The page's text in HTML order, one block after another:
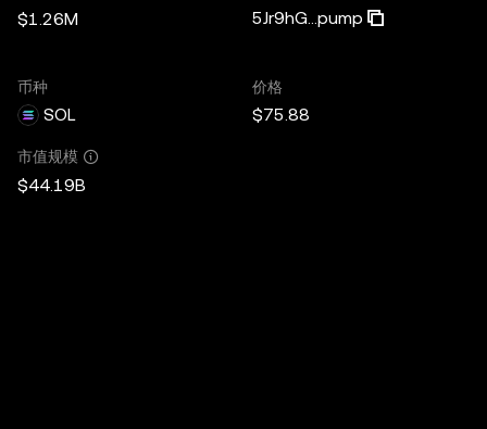
$1.26M 5Jr9hG...pump
币种
SOL
价格
$75.88
市值规模
$44.19B